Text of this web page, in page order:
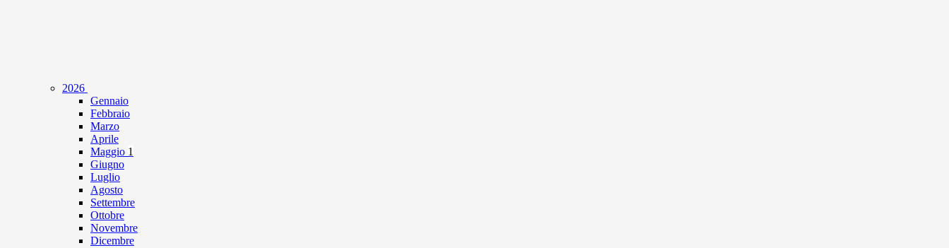
2026
Gennaio
Febbraio
Marzo
Aprile
Maggio 1
Giugno
Luglio
Agosto
Settembre
Ottobre
Novembre
Dicembre